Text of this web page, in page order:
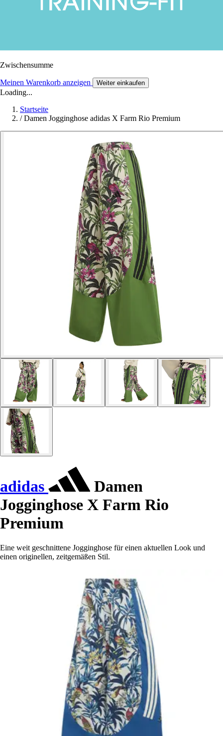
Zwischensumme
Meinen Warenkorb anzeigen Weiter einkaufen
Loading...
Startseite
/ Damen Jogginghose adidas X Farm Rio Premium
adidas
Damen
Jogginghose X Farm Rio
Premium
Eine weit geschnittene Jogginghose für einen aktuellen Look und
einen originellen, zeitgemäßen Stil.